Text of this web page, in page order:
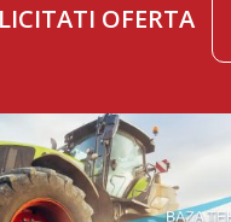
OFERTA